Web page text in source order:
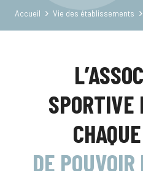
Accueil Vie des établissements
SPORTIVE
DE